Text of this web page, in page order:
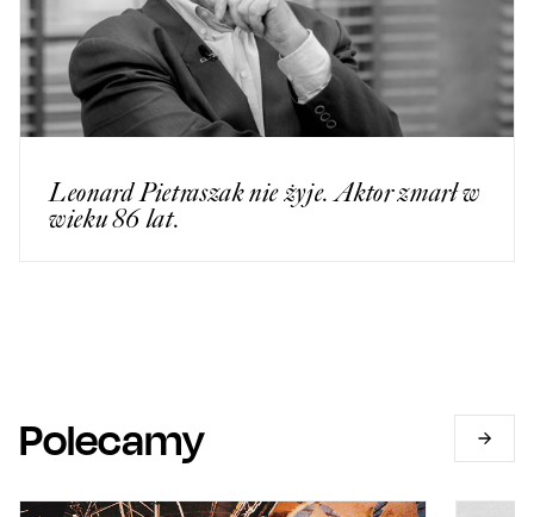
Leonard Pietraszak nie żyje. Aktor zmarł w
wieku 86 lat.
Polecamy